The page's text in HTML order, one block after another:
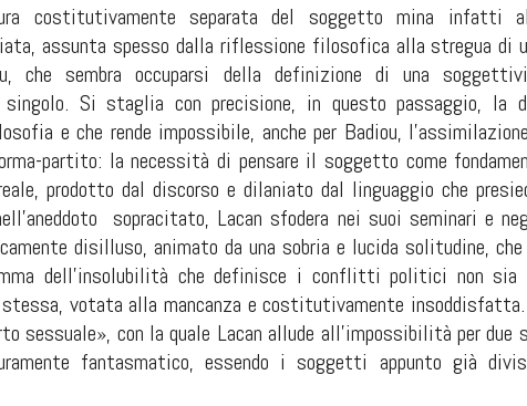
costitutivamente separata del soggetto mina infatti
assunta spesso dalla riflessione filosofica alla stregua di
che sembra occuparsi della definizione di una
singolo. Si staglia con precisione, in questo passaggio, la
e che rende impossibile, anche per Badiou,
partito: la necessità di pensare il soggetto come
prodotto dal discorso e dilaniato dal linguaggio che
sopracitato, Lacan sfodera nei suoi seminari e
disilluso, animato da una sobria e lucida solitudine,
dell'insolubilità che definisce i conflitti politici non
votata alla mancanza e costitutivamente
sessuale», con la quale Lacan allude all'impossibilità per
fantasmatico, essendo i soggetti appunto già